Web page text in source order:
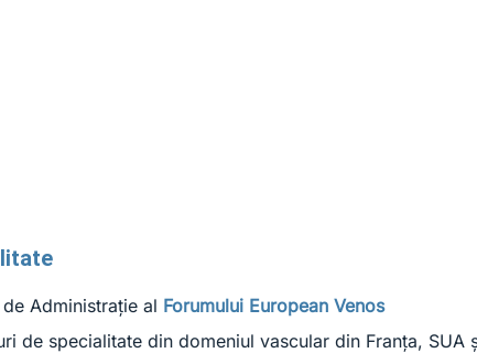
Administrație al Forumului European Venos
de specialitate din domeniul vascular din Franța, SUA